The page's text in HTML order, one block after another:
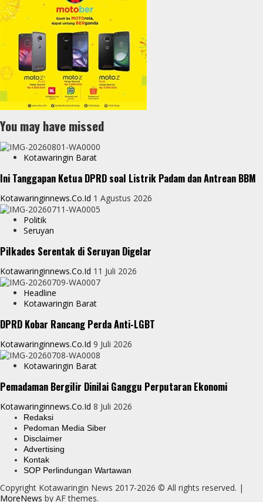
You may have missed
Kotawaringin Barat
Ini Tanggapan Ketua DPRD soal Listrik Padam dan Antrean BBM
Kotawaringinnews.co.id 1 Agustus 2026
Politik
Seruyan
Pilkades Serentak di Seruyan Digelar
Kotawaringinnews.co.id 11 Juli 2026
Headline
Kotawaringin Barat
DPRD Kobar Rancang Perda Anti-LGBT
Kotawaringinnews.co.id 9 Juli 2026
Kotawaringin Barat
Pemadaman Bergilir Dinilai Ganggu Perputaran Ekonomi
Kotawaringinnews.co.id 8 Juli 2026
Redaksi
Pedoman Media Siber
Disclaimer
Advertising
Kontak
SOP Perlindungan Wartawan
Copyright Kotawaringin News 2017-2026 © All rights reserved. |
MoreNews by AF themes.